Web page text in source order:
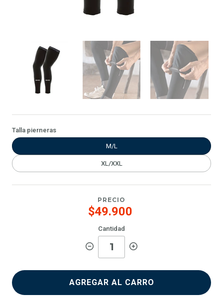
Talla pierneras
M/L
XL/XXL
PRECIO
$49.900
Cantidad
AGREGAR AL CARRO